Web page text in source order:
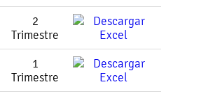
2
Trimestre
1
Trimestre